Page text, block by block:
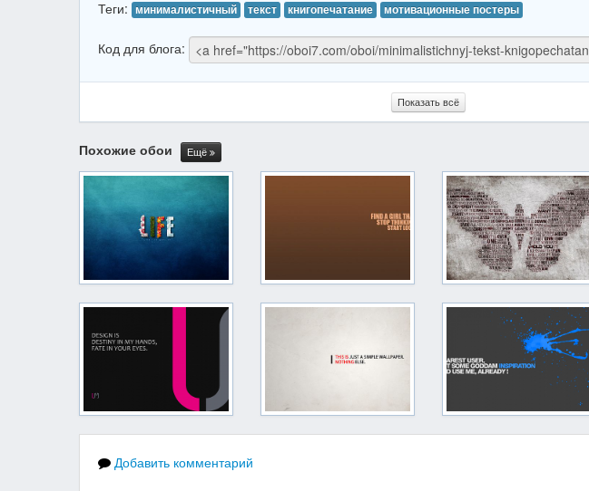
Теги: минималистичный текст книгопечатание мотивационные постеры
Код для блога:
Показать всё
Похожие обои Ещё
Добавить комментарий